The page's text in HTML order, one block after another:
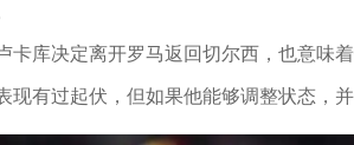
卡库决定离开罗马返回切尔西，也意味
现有过起伏，但如果他能够调整状态，